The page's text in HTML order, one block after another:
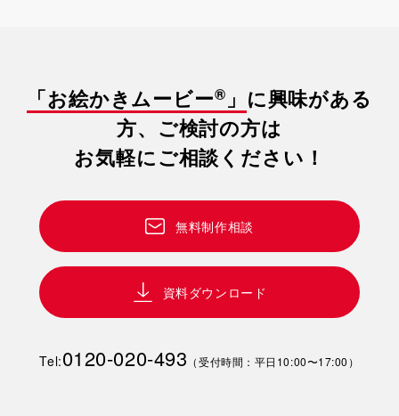
「お絵かきムービー®」 に興味がある
方、ご検討の方は
お気軽にご相談ください！
無料制作相談
資料ダウンロード
Tel:0120-020-493 （受付時間：平日10:00〜17:00）